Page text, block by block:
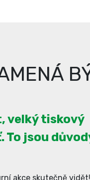
velký tiskový
jsou
akce skutečně vidět!